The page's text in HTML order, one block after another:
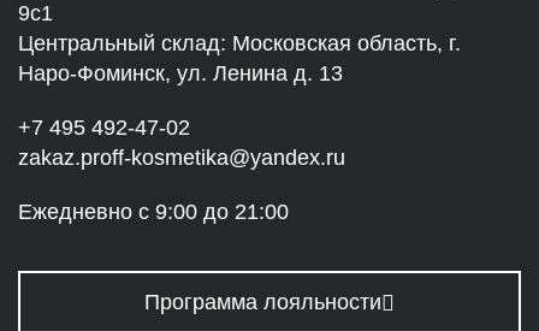
9с1
Центральный склад: Московская область, г.
Наро-Фоминск, ул. Ленина д. 13
+7 495 492-47-02
zakaz.proff-kosmetika@yandex.ru
Ежедневно с 9:00 до 21:00
Программа лояльности